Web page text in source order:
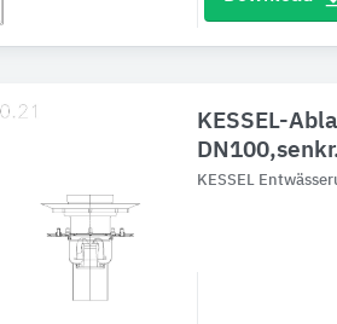
KESSEL-
KESSEL